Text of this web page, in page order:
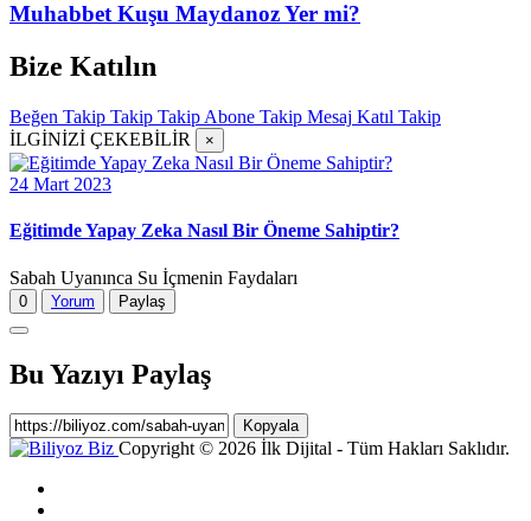
Muhabbet Kuşu Maydanoz Yer mi?
Bize Katılın
Beğen Takip Takip Takip Abone Takip Mesaj Katıl Takip
İLGİNİZİ ÇEKEBİLİR
×
24 Mart 2023
Eğitimde Yapay Zeka Nasıl Bir Öneme Sahiptir?
Sabah Uyanınca Su İçmenin Faydaları
0 Yorum Paylaş
Bu Yazıyı Paylaş
Kopyala
Copyright © 2026 İlk Dijital - Tüm Hakları Saklıdır.